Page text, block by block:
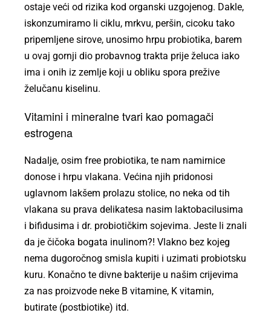
ostaje veći od rizika kod organski uzgojenog. Dakle,
iskonzumiramo li ciklu, mrkvu, peršin, cicoku tako
pripemljene sirove, unosimo hrpu probiotika, barem
u ovaj gornji dio probavnog trakta prije želuca iako
ima i onih iz zemlje koji u obliku spora prežive
želučanu kiselinu.
Vitamini i mineralne tvari kao pomagači
estrogena
Nadalje, osim free probiotika, te nam namirnice
donose i hrpu vlakana. Većina njih pridonosi
uglavnom lakšem prolazu stolice, no neka od tih
vlakana su prava delikatesa nasim laktobacilusima
i bifidusima i dr. probiotičkim sojevima. Jeste li znali
da je čičoka bogata inulinom?! Vlakno bez kojeg
nema dugoročnog smisla kupiti i uzimati probiotsku
kuru. Konačno te divne bakterije u našim crijevima
za nas proizvode neke B vitamine, K vitamin,
butirate (postbiotike) itd.